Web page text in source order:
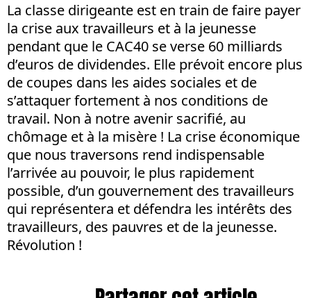
La classe dirigeante est en train de faire payer
la crise aux travailleurs et à la jeunesse
pendant que le CAC40 se verse 60 milliards
d’euros de dividendes. Elle prévoit encore plus
de coupes dans les aides sociales et de
s’attaquer fortement à nos conditions de
travail. Non à notre avenir sacrifié, au
chômage et à la misère ! La crise économique
que nous traversons rend indispensable
l’arrivée au pouvoir, le plus rapidement
possible, d’un gouvernement des travailleurs
qui représentera et défendra les intérêts des
travailleurs, des pauvres et de la jeunesse.
Révolution !